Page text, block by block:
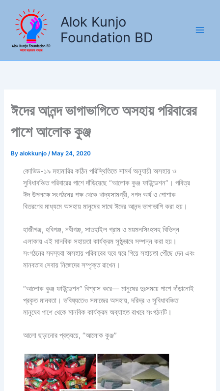
content
Alok Kunjo
Foundation BD
ঈদের আনন্দ ভাগাভাগিতে অসহায় পরিবারের
পাশে আলোক কুঞ্জ
Byalokkunjo/ May 24, 2020
কোভিড-১৯ মহামারির কঠিন পরিস্থিতিতে সামর্থ অনুযায়ী অসহায় ও
সুবিধাবঞ্চিত পরিবারের পাশে দাঁড়িয়েছে “আলোক কুঞ্জ ফাউন্ডেশন”। পবিত্র
ঈদ উপলক্ষে সংগঠনের পক্ষ থেকে খাদ্যসামগ্রী, নগদ অর্থ ও পোশাক
বিতরণের মাধ্যমে অসহায় মানুষের সাথে ঈদের আনন্দ ভাগাভাগি করা হয়।
হাজীগঞ্জ, হবিগঞ্জ, নবীগঞ্জ, সাতহাইল গ্রাম ও ময়মনসিংহসহ বিভিন্ন
এলাকায় এই মানবিক সহায়তা কার্যক্রম সুষ্ঠুভাবে সম্পন্ন করা হয়।
সংগঠনের সদস্যরা অসহায় পরিবারের ঘরে ঘরে গিয়ে সহায়তা পৌঁছে দেন এবং
মানবতার সেবায় নিজেদের সম্পৃক্ত রাখেন।
“আলোক কুঞ্জ ফাউন্ডেশন” বিশ্বাস করে— মানুষের দুঃসময়ে পাশে দাঁড়ানোই
প্রকৃত মানবতা। ভবিষ্যতেও সমাজের অসহায়, দরিদ্র ও সুবিধাবঞ্চিত
মানুষের পাশে থেকে মানবিক কার্যক্রম অব্যাহত রাখবে সংগঠনটি।
আলো ছড়ানোর প্রত্যয়ে, “আলোক কুঞ্জ”